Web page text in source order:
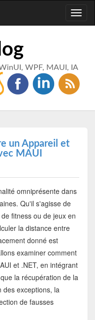
WPF, MAUI, IA
un Appareil et
MAUI
omniprésente dans
Qu'il s'agisse de
fitness ou de jeux en
la distance entre
donné est
examiner comment
et .NET, en intégrant
la récupération de la
des exceptions, la
de fausses